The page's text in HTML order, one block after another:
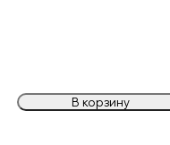
В корзину